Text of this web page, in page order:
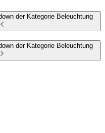
der Kategorie Beleuchtung
der Kategorie Beleuchtung